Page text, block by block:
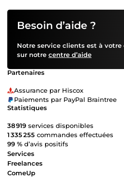
Besoin d’aide ?
Notre service clients est à votre
sur notre centre d’aide
Partenaires
Assurance par Hiscox
Paiements par PayPal Braintree
Statistiques
38 919 services disponibles
1 335 255 commandes effectuées
99 % d’avis positifs
Services
Freelances
ComeUp